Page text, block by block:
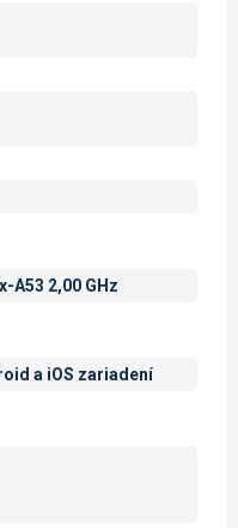
A53 2,00 GHz
a iOS zariadení